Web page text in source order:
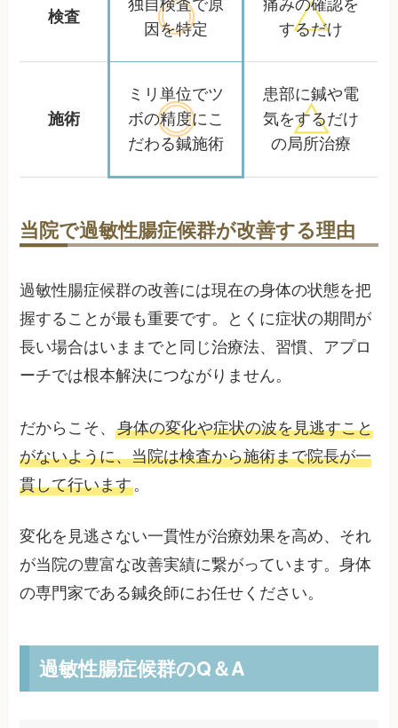
検査
独自検査で原
因を特定
痛みの確認を
するだけ
施術
ミリ単位でツ
ボの精度にこ
だわる鍼施術
患部に鍼や電
気をするだけ
の局所治療
当院で過敏性腸症候群が改善する理由
過敏性腸症候群の改善には現在の身体の状態を把
握することが最も重要です。とくに症状の期間が
長い場合はいままでと同じ治療法、習慣、アプロ
ーチでは根本解決につながりません。
だからこそ、身体の変化や症状の波を見逃すこと
がないように、当院は検査から施術まで院長が一
貫して行います。
変化を見逃さない一貫性が治療効果を高め、それ
が当院の豊富な改善実績に繋がっています。身体
の専門家である鍼灸師にお任せください。
過敏性腸症候群のQ＆A